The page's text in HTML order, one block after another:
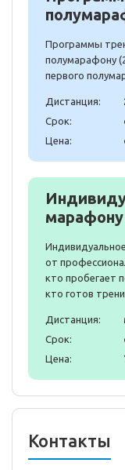
Программы
полумарафону
первого
Дистанция:
Срок:
Цена:
от
кто пробегает
кто готов
Дистанция:
Срок:
Цена:
Контакты